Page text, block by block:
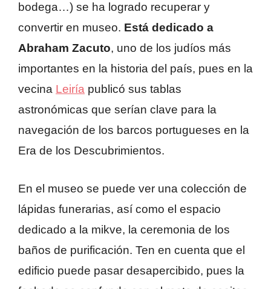
bodega…) se ha logrado recuperar y
convertir en museo. Está dedicado a
Abraham Zacuto, uno de los judíos más
importantes en la historia del país, pues en la
vecina Leiría publicó sus tablas
astronómicas que serían clave para la
navegación de los barcos portugueses en la
Era de los Descubrimientos.
En el museo se puede ver una colección de
lápidas funerarias, así como el espacio
dedicado a la mikve, la ceremonia de los
baños de purificación. Ten en cuenta que el
edificio puede pasar desapercibido, pues la